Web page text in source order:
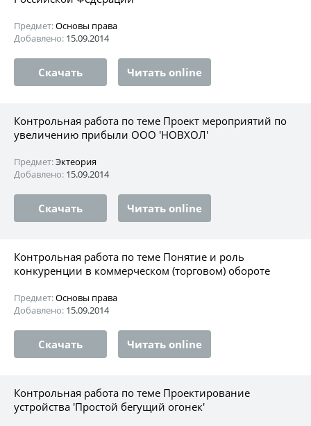
Предмет:Основы права
Добавлено: 15.09.2014
Скачать Читать online
Контрольная работа по теме Проект мероприятий по
увеличению прибыли ООО 'НОВХОЛ'
Предмет:Эктеория
Добавлено: 15.09.2014
Скачать Читать online
Контрольная работа по теме Понятие и роль
конкуренции в коммерческом (торговом) обороте
Предмет:Основы права
Добавлено: 15.09.2014
Скачать Читать online
Контрольная работа по теме Проектирование
устройства 'Простой бегущий огонек'